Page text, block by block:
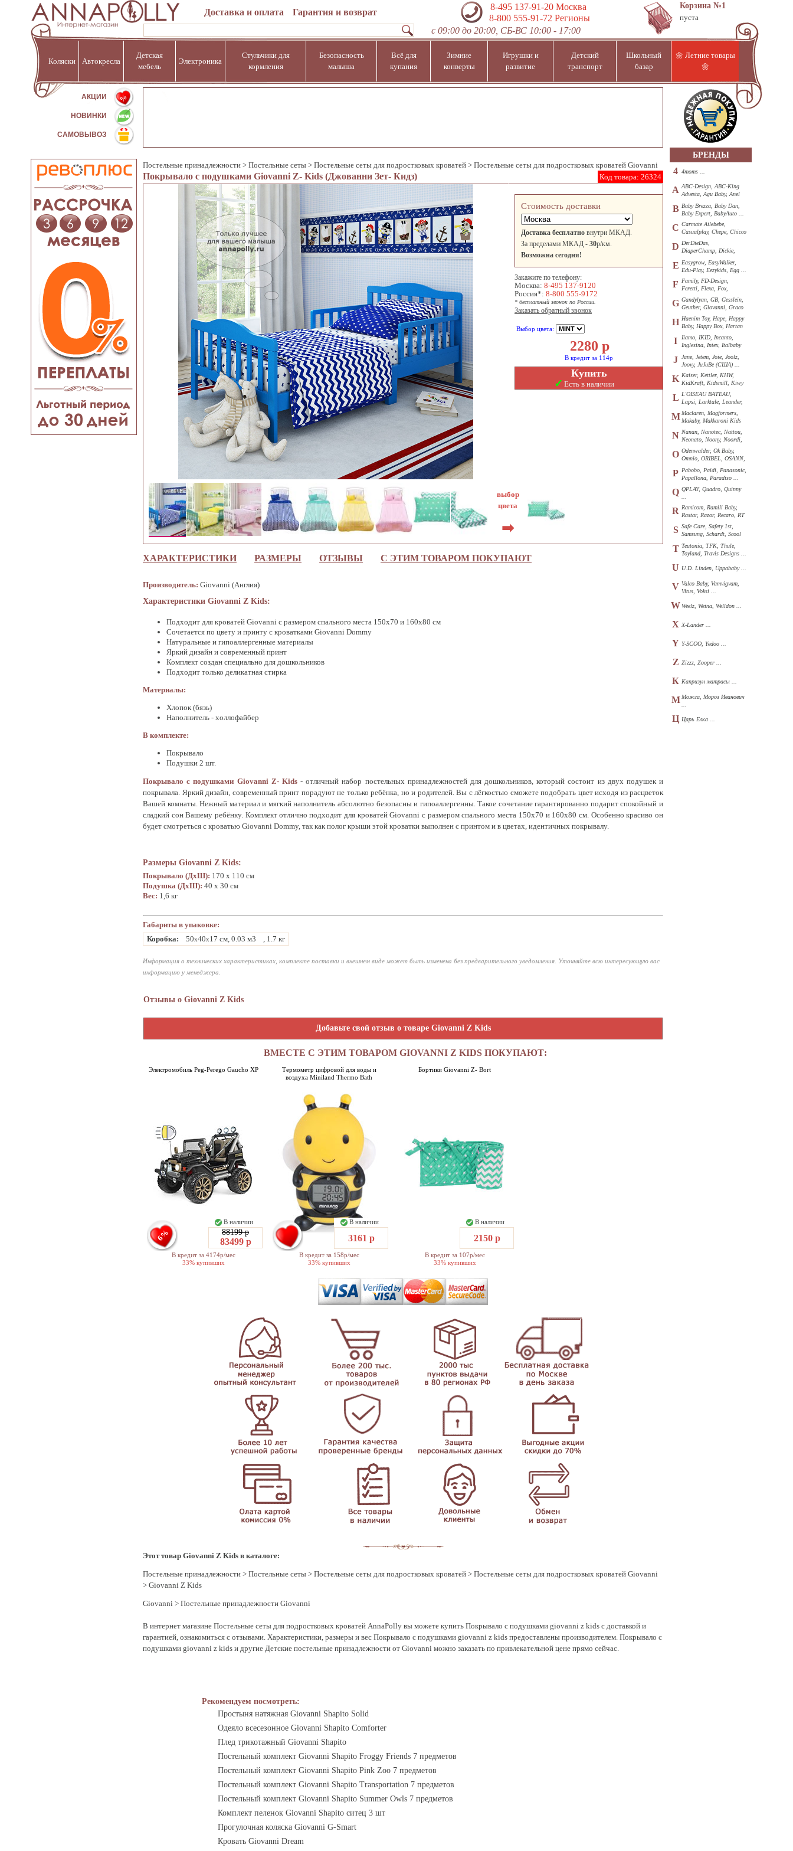
Доставка и оплата Гарантия и возврат
8-495 137-91-20Москва
8-800 555-91-72 Регионы
с 09:00 до 20:00, СБ-ВС 10:00 - 17:00
Корзина №1
пуста
Коляски Автокресла
Детская
мебель
Электроника
Стульчики для
кормления
Безопасность
малыша
Всё для
купания
Зимние
конверты
Игрушки и
развитие
Детский
транспорт
Школьный
базар
🌼 Летние товары
🌼
АКЦИИ %
НОВИНКИ
САМОВЫВОЗ
Постельные принадлежности > Постельные сеты > Постельные сеты для подростковых кроватей > Постельные сеты для подростковых кроватей Giovanni
Код товара: 26324
Покрывало с подушками Giovanni Z- Kids (Джованни Зет- Кидз)
Стоимость доставки
Доставка бесплатно внутри МКАД.
За пределами МКАД - 30р/км.
Возможна сегодня!
Закажите по телефону:
Москва: 8-495 137-9120
Россия*: 8-800 555-9172
* бесплатный звонок по России.
Заказать обратный звонок
Выбор цвета:
2280 р
В кредит за 114р
Купить
✓ Есть в наличии
выбор
цвета
➡
ХАРАКТЕРИСТИКИ РАЗМЕРЫ ОТЗЫВЫ С ЭТИМ ТОВАРОМ ПОКУПАЮТ
Производитель: Giovanni (Англия)
Характеристики Giovanni Z Kids:
Подходит для кроватей Giovanni с размером спального места 150х70 и 160х80 см
Сочетается по цвету и принту с кроватками Giovanni Dommy
Натуральные и гипоаллергенные материалы
Яркий дизайн и современный принт
Комплект создан специально для дошкольников
Подходит только деликатная стирка
Материалы:
Хлопок (бязь)
Наполнитель - холлофайбер
В комплекте:
Покрывало
Подушки 2 шт.
Покрывало с подушками Giovanni Z- Kids- отличный набор постельных принадлежностей для дошкольников, который состоит из двух подушек и
покрывала. Яркий дизайн, современный принт порадуют не только ребёнка, но и родителей. Вы с лёгкостью сможете подобрать цвет исходя из расцветок
Вашей комнаты. Нежный материал и мягкий наполнитель абсолютно безопасны и гипоаллергенны. Такое сочетание гарантированно подарит спокойный и
сладкий сон Вашему ребёнку. Комплект отлично подходит для кроватей Giovanni с размером спального места 150х70 и 160х80 см. Особенно красиво он
будет смотреться с кроватью Giovanni Dommy, так как полог крыши этой кроватки выполнен с принтом и в цветах, идентичных покрывалу.
Размеры Giovanni Z Kids:
Покрывало (ДхШ): 170 х 110 см
Подушка (ДхШ): 40 х 30 см
Вес: 1,6 кг
Габариты в упаковке:
Коробка:
50x40x17 см, 0.03 м3 , 1.7 кг
Информация о технических характеристиках, комплекте поставки и внешнем виде может быть изменена без предварительного уведомления. Уточняйте всю интересующую вас
информацию у менеджера.
Отзывы о Giovanni Z Kids
Добавьте свой отзыв о товаре Giovanni Z Kids
ВМЕСТЕ С ЭТИМ ТОВАРОМ GIOVANNI Z KIDS ПОКУПАЮТ:
Электромобиль Peg-Perego Gaucho XP
6%
В наличии
88199 р
83499 р
В кредит за 4174р/мес
33% купивших
Термометр цифровой для воды и
воздуха Miniland Thermo Bath
В наличии
3161 р
В кредит за 158р/мес
33% купивших
Бортики Giovanni Z- Bort
В наличии
2150 р
В кредит за 107р/мес
33% купивших
Этот товар Giovanni Z Kids в каталоге:
Постельные принадлежности > Постельные сеты > Постельные сеты для подростковых кроватей > Постельные сеты для подростковых кроватей Giovanni
> Giovanni Z Kids
Giovanni > Постельные принадлежности Giovanni
В интернет магазине Постельные сеты для подростковых кроватей AnnaPolly вы можете купить Покрывало с подушками giovanni z kids с доставкой и
гарантией, ознакомиться с отзывами. Характеристики, размеры и вес Покрывало с подушками giovanni z kids предоставлены производителем. Покрывало с
подушками giovanni z kids и другие Детские постельные принадлежности от Giovanni можно заказать по привлекательной цене прямо сейчас.
Рекомендуем посмотреть:
Простыня натяжная Giovanni Shapito Solid
Одеяло всесезонное Giovanni Shapito Comforter
Плед трикотажный Giovanni Shapito
Постельный комплект Giovanni Shapito Froggy Friends 7 предметов
Постельный комплект Giovanni Shapito Pink Zoo 7 предметов
Постельный комплект Giovanni Shapito Transportation 7 предметов
Постельный комплект Giovanni Shapito Summer Owls 7 предметов
Комплект пеленок Giovanni Shapito ситец 3 шт
Прогулочная коляска Giovanni G-Smart
Кровать Giovanni Dream
БРЕНДЫ
4 4moms ...
A ABC-Design, ABC-King
Advesta, Agu Baby, Anel
B Baby Brezza, Baby Dan,
Baby Expert, BabyAuto ...
C Carmate Ailebebe,
Casualplay, Chepe, Chicco
D DerDieDas,
DiaperChamp, Dickie,
E Easygrow, EasyWalker,
Edu-Play, Eezykids, Egg ...
F
Family, FD-Design,
Feretti, Flexa, Fox,
G Gandylyan, GB, Gesslein,
Geuther, Giovanni, Graco
H Haenim Toy, Hape, Happy
Baby, Happy Box, Hartan
I
Iiamo, IKID, Incanto,
Inglesina, Intex, Italbaby
J
Jane, Jetem, Joie, Joolz,
Joovy, JuJuBe (США) ...
K Kaiser, Kettler, KHW,
KidKraft, Kidsmill, Kiwy
L L'OISEAU BATEAU,
Lapsi, Larktale, Leander,
M Maclaren, Magformers,
Makaby, Makkaroni Kids
N Nanan, Nanotec, Nattou,
Neonato, Noony, Noordi,
O Odenwalder, Ok Baby,
Omnio, ORIBEL, OSANN,
P Pabobo, Paidi, Panasonic,
Papallona, Paradiso ...
Q QPLAY, Quadro, Quinny
R Ramicom, Ramili Baby,
Rastar, Razor, Recaro, RT
S Safe Care, Safety 1st,
Samsung, Schardt, Scool
T Teutonia, TFK, Thule,
Toyland, Travis Designs ...
U U.D. Linden, Uppababy ...
V Valco Baby, Vamvigvam,
Vitus, Voksi ...
WWeelz, Weina, Welldon ...
X X-Lander ...
Y Y-SCOO, Yedoo ...
Z Zizzz, Zooper ...
К Капризун матрасы ...
М Можга, Мороз Иванович
Ц Царь Елка ...